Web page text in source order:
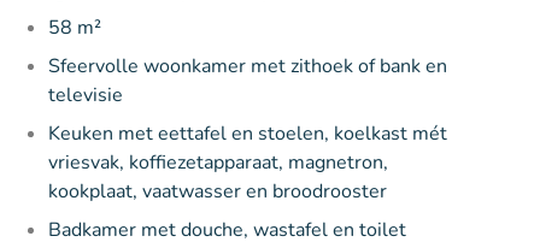
58 m²
Sfeervolle woonkamer met zithoek of bank en
televisie
Keuken met eettafel en stoelen, koelkast mét
vriesvak, koffiezetapparaat, magnetron,
kookplaat, vaatwasser en broodrooster
Badkamer met douche, wastafel en toilet